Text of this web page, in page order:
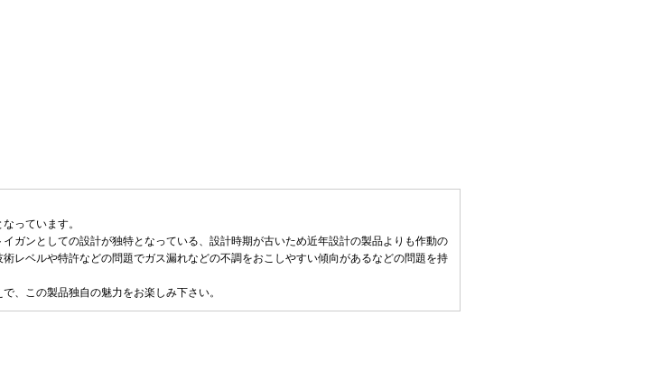
っています。
ガンとしての設計が独特となっている、設計時期が古いため近年設計の製品よりも作動の
レベルや特許などの問題でガス漏れなどの不調をおこしやすい傾向があるなどの問題を持
、この製品独自の魅力をお楽しみ下さい。